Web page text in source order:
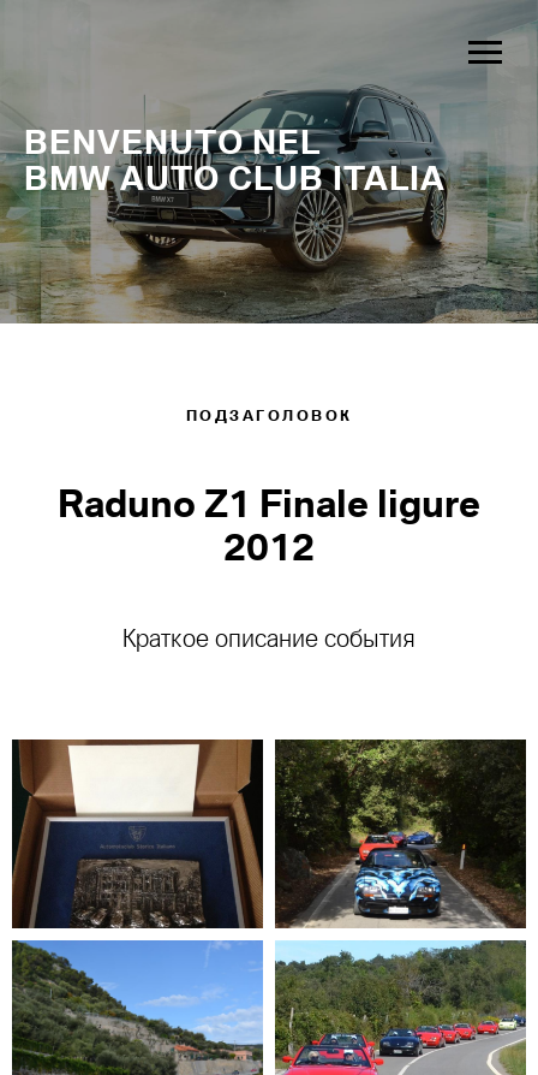
BENVENUTO NEL
BMW AUTO CLUB ITALIA
ПОДЗАГОЛОВОК
Raduno Z1 Finale ligure
2012
Краткое описание события